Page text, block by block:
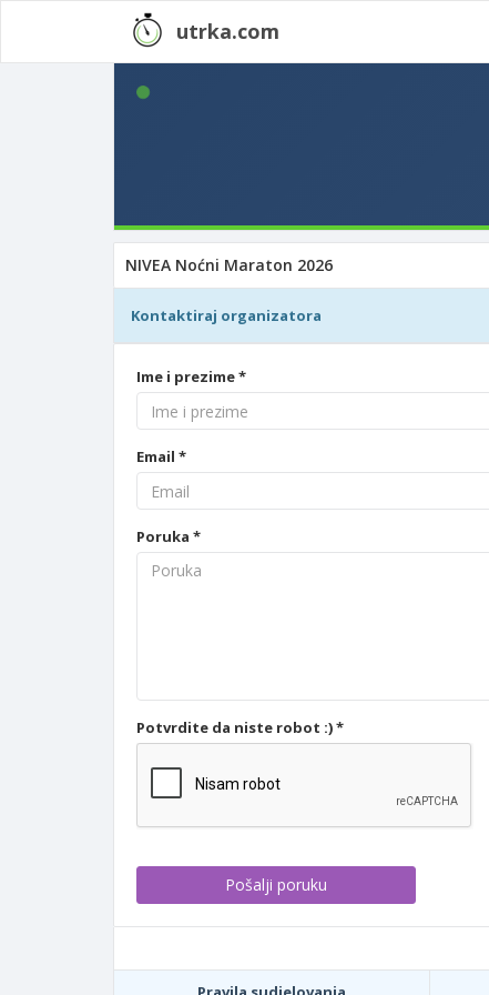
utrka.com
NIVEA Noćni Maraton 2026
Kontaktiraj organizatora
Ime i prezime *
Email *
Poruka *
Potvrdite da niste robot :) *